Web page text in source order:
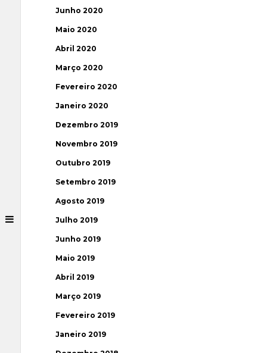
Junho 2020
Maio 2020
Abril 2020
Março 2020
Fevereiro 2020
Janeiro 2020
Dezembro 2019
Novembro 2019
Outubro 2019
Setembro 2019
Agosto 2019
Julho 2019
Junho 2019
Maio 2019
Abril 2019
Março 2019
Fevereiro 2019
Janeiro 2019